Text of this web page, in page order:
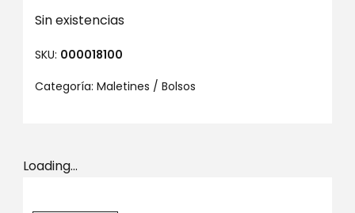
Sin existencias
SKU: 000018100
Categoría: Maletines / Bolsos
Loading...